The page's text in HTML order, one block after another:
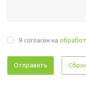
Я согласен на